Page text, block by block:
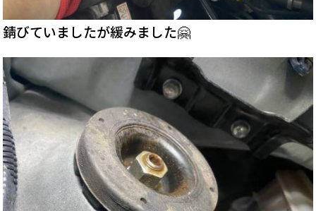
錆びていましたが緩みました🤗